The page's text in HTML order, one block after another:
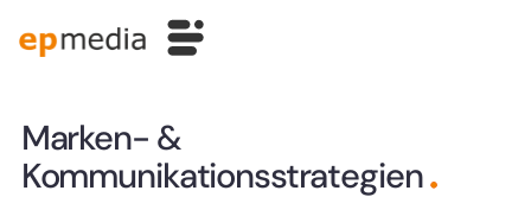
Marken- &
Kommunikationsstrategien